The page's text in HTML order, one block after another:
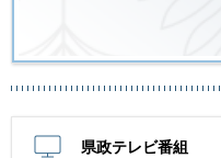
県政テレビ番組